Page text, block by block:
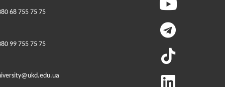
68 755 75 75
99 755 75 75